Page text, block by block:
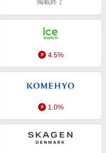
4.5%
1.0%